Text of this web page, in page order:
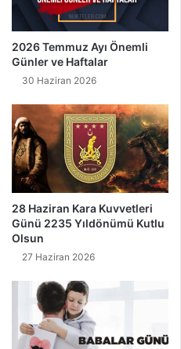
2026 Temmuz Ayı Önemli
Günler ve Haftalar
30 Haziran 2026
28 Haziran Kara Kuvvetleri
Günü 2235 Yıldönümü Kutlu
Olsun
27 Haziran 2026